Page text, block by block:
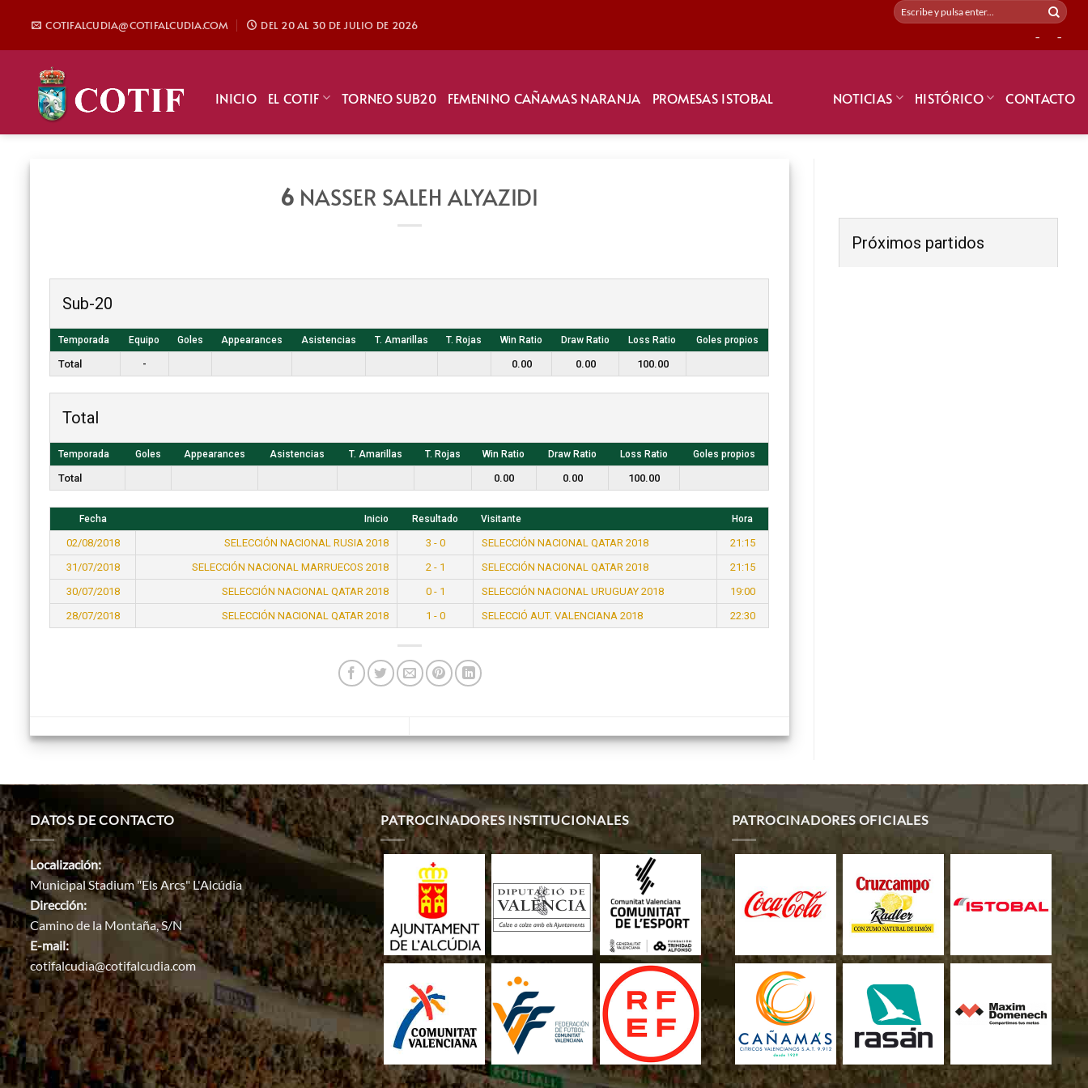
contenido
COTIFALCUDIA@COTIFALCUDIA.COM DEL 20 AL 30 DE JULIO DE 2026
- -
INICIO EL COTIF TORNEO SUB20 FEMENINO CAÑAMAS NARANJA PROMESAS ISTOBAL NOTICIAS HISTÓRICO CONTACTO
6 NASSER SALEH ALYAZIDI
Sub-20
Temporada Equipo Goles Appearances Asistencias T. Amarillas T. Rojas Win Ratio Draw Ratio Loss Ratio Goles propios
Total - 0.00 0.00 100.00
Total
Temporada Goles Appearances Asistencias T. Amarillas T. Rojas Win Ratio Draw Ratio Loss Ratio Goles propios
Total 0.00 0.00 100.00
Fecha Inicio Resultado Visitante Hora
02/08/2018 SELECCIÓN NACIONAL RUSIA 2018 3 - 0 SELECCIÓN NACIONAL QATAR 2018
21:15
31/07/2018
SELECCIÓN NACIONAL MARRUECOS 2018 2 - 1 SELECCIÓN NACIONAL QATAR 2018
21:15
30/07/2018
SELECCIÓN NACIONAL QATAR 2018 0 - 1 SELECCIÓN NACIONAL URUGUAY 2018
19:00
28/07/2018
SELECCIÓN NACIONAL QATAR 2018 1 - 0 SELECCIÓ AUT. VALENCIANA 2018 22:30
Próximos partidos
DATOS DE CONTACTO
Localización:
Municipal Stadium "Els Arcs" L'Alcúdia
Dirección:
Camino de la Montaña, S/N
E-mail:
cotifalcudia@cotifalcudia.com
PATROCINADORES INSTITUCIONALES PATROCINADORES OFICIALES